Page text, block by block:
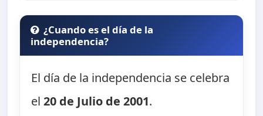
¿Cuando es el día de la
independencia?
El día de la independencia se celebra
el20 de Julio de 2001.